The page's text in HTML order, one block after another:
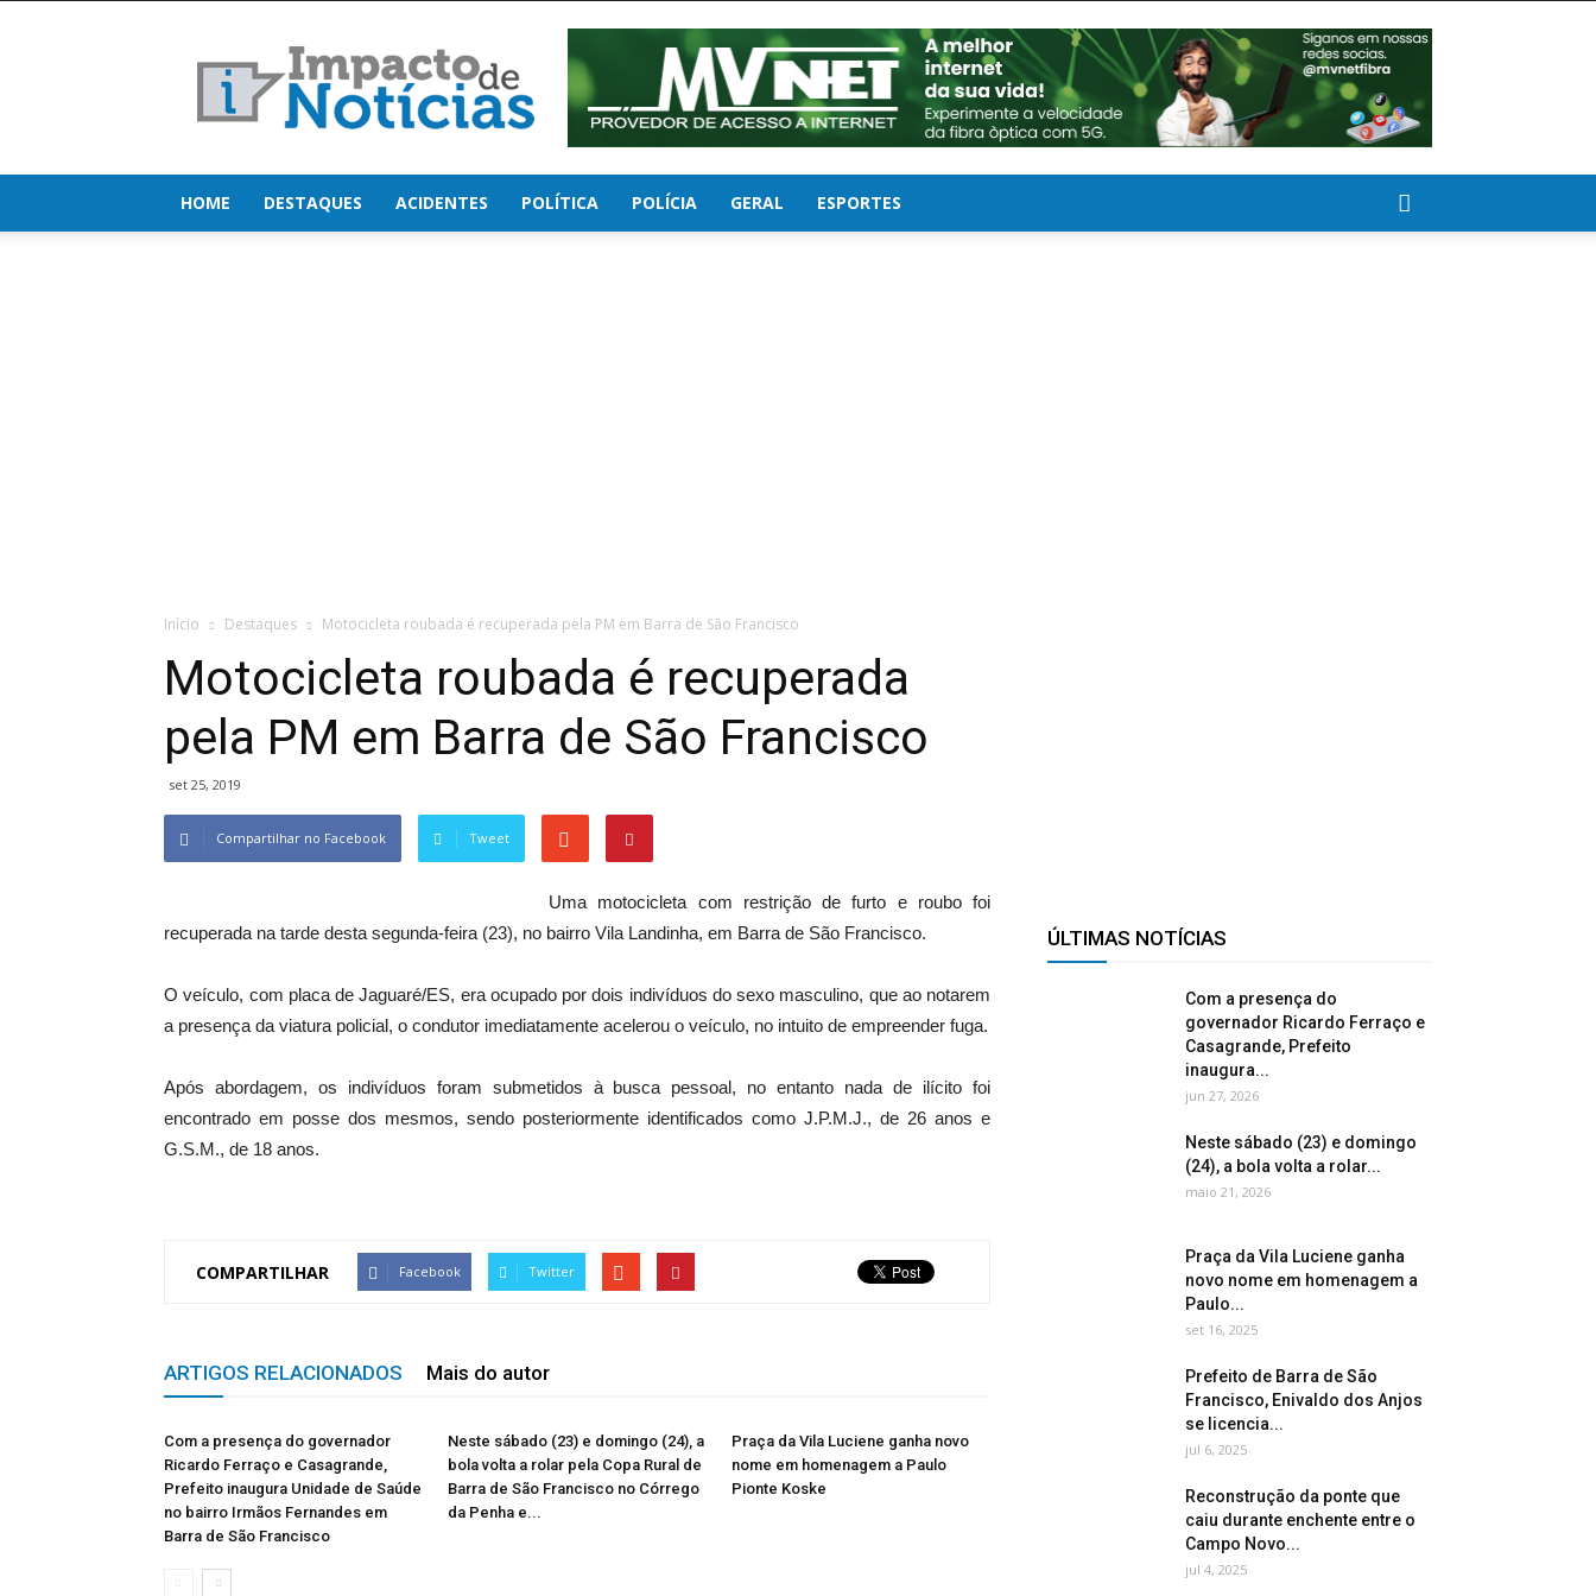
de
Notícias
HOME DESTAQUES ACIDENTES POLÍTICA POLÍCIA GERAL ESPORTES
Início Destaques Motocicleta roubada é recuperada pela PM em Barra de São Francisco
Motocicleta roubada é recuperada
pela PM em Barra de São Francisco
set 25, 2019
Compartilhar no Facebook Tweet
Uma motocicleta com restrição de furto e roubo foi
recuperada na tarde desta segunda-feira (23), no bairro Vila Landinha, em Barra de São Francisco.
O veículo, com placa de Jaguaré/ES, era ocupado por dois indivíduos do sexo masculino, que ao notarem
a presença da viatura policial, o condutor imediatamente acelerou o veículo, no intuito de empreender fuga.
Após abordagem, os indivíduos foram submetidos à busca pessoal, no entanto nada de ilícito foi
encontrado em posse dos mesmos, sendo posteriormente identificados como J.P.M.J., de 26 anos e
G.S.M., de 18 anos.
COMPARTILHAR Facebook Twitter
ARTIGOS RELACIONADOS Mais do autor
Com a presença do governador
Ricardo Ferraço e Casagrande,
Prefeito inaugura Unidade de Saúde
no bairro Irmãos Fernandes em
Barra de São Francisco
Neste sábado (23) e domingo (24), a
bola volta a rolar pela Copa Rural de
Barra de São Francisco no Córrego
da Penha e...
Praça da Vila Luciene ganha novo
nome em homenagem a Paulo
Pionte Koske
ÚLTIMAS NOTÍCIAS
Com a presença do
governador Ricardo Ferraço e
Casagrande, Prefeito
inaugura...
jun 27, 2026
Neste sábado (23) e domingo
(24), a bola volta a rolar...
maio 21, 2026
Praça da Vila Luciene ganha
novo nome em homenagem a
Paulo...
set 16, 2025
Prefeito de Barra de São
Francisco, Enivaldo dos Anjos
se licencia...
jul 6, 2025
Reconstrução da ponte que
caiu durante enchente entre o
Campo Novo...
jul 4, 2025